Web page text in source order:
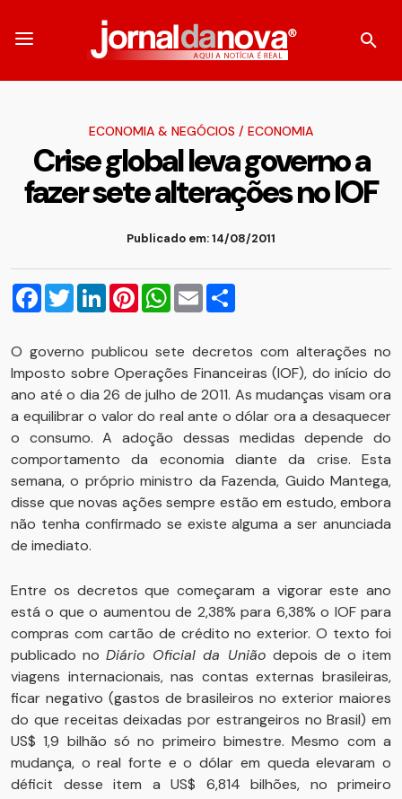
ECONOMIA & NEGÓCIOS / ECONOMIA
Crise global leva governo a
fazer sete alterações no IOF
Publicado em: 14/08/2011
Facebook
TwitterLinkedInPinterestWhatsApp
Email
O governo publicou sete decretos com alterações no
Imposto sobre Operações Financeiras (IOF), do início do
ano até o dia 26 de julho de 2011. As mudanças visam ora
a equilibrar o valor do real ante o dólar ora a desaquecer
o consumo. A adoção dessas medidas depende do
comportamento da economia diante da crise. Esta
semana, o próprio ministro da Fazenda, Guido Mantega,
disse que novas ações sempre estão em estudo, embora
não tenha confirmado se existe alguma a ser anunciada
de imediato.
Entre os decretos que começaram a vigorar este ano
está o que o aumentou de 2,38% para 6,38% o IOF para
compras com cartão de crédito no exterior. O texto foi
publicado noDiário Oficial da União depois de o item
viagens internacionais, nas contas externas brasileiras,
ficar negativo (gastos de brasileiros no exterior maiores
do que receitas deixadas por estrangeiros no Brasil) em
US$ 1,9 bilhão só no primeiro bimestre. Mesmo com a
mudança, o real forte e o dólar em queda elevaram o
déficit desse item a US$ 6,814 bilhões, no primeiro